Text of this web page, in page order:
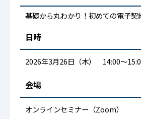
基礎から丸わかり！初めての電子契
日時
2026年3月26日（木） 14:00～
会場
オンラインセミナー（Zoom）